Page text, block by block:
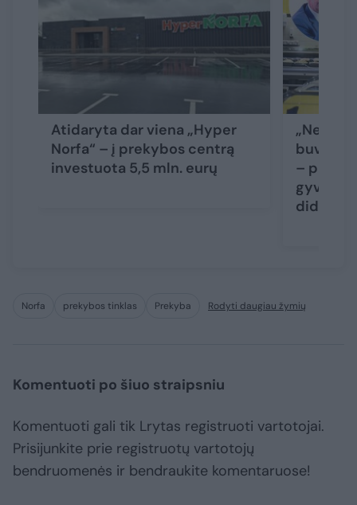
Atidaryta dar viena „Hyper
Norfa“ – į prekybos centrą
investuota 5,5 mln. eurų
buvo“:
–
gyveno
Norfa prekybos tinklas Prekyba Rodyti daugiau žymių
Komentuoti po šiuo straipsniu
Komentuoti gali tik Lrytas registruoti vartotojai.
Prisijunkite prie registruotų vartotojų
bendruomenės ir bendraukite komentaruose!